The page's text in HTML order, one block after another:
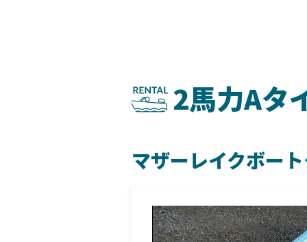
2馬力Aタ
マザーレイクボー